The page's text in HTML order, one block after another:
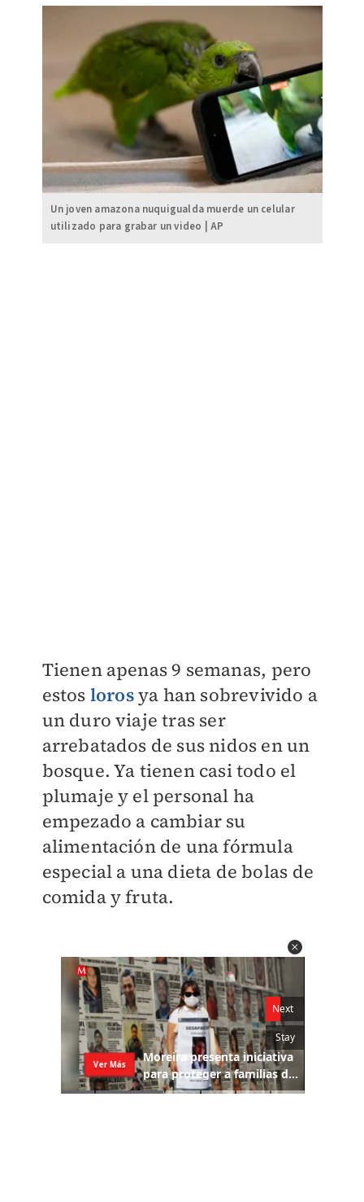
Un joven amazona nuquigualda muerde un celular
utilizado para grabar un video | AP
Tienen apenas 9 semanas, pero
estos lorosya han sobrevivido a
un duro viaje tras ser
arrebatados de sus nidos en un
bosque. Ya tienen casi todo el
plumaje y el personal ha
empezado a cambiar su
alimentación de una fórmula
especial a una dieta de bolas de
comida y fruta.